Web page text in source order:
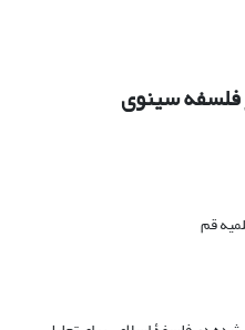
فلسفه سینوی
قم